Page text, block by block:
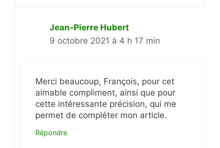
Jean-Pierre Hubert
9 octobre 2021 à 4 h 17 min
Merci beaucoup, François, pour cet
aimable compliment, ainsi que pour
cette intéressante précision, qui me
permet de compléter mon article.
Répondre